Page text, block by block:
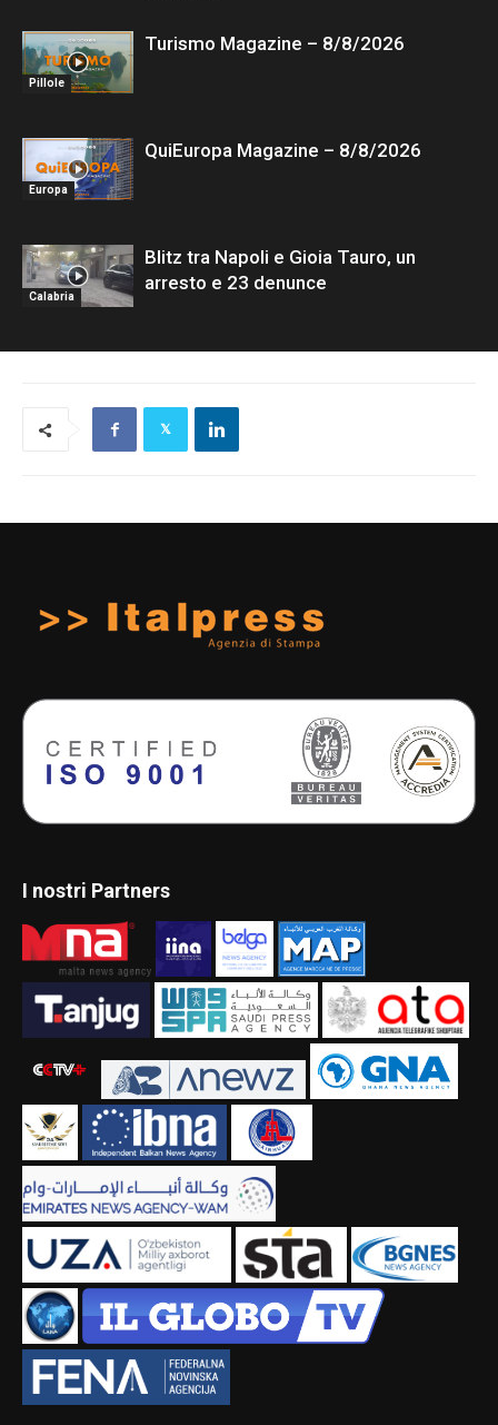
Pillole
Turismo Magazine – 8/8/2026
Europa
QuiEuropa Magazine – 8/8/2026
Calabria
Blitz tra Napoli e Gioia Tauro, un
arresto e 23 denunce
I nostri Partners